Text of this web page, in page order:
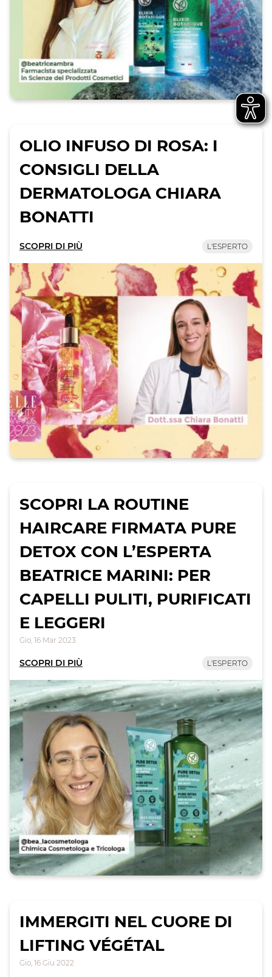
OLIO INFUSO DI ROSA: I
CONSIGLI DELLA
DERMATOLOGA CHIARA
BONATTI
SCOPRI DI PIÙ L'ESPERTO
SCOPRI LA ROUTINE
HAIRCARE FIRMATA PURE
DETOX CON L’ESPERTA
BEATRICE MARINI: PER
CAPELLI PULITI, PURIFICATI
E LEGGERI
Gio, 16 Mar 2023
SCOPRI DI PIÙ L'ESPERTO
IMMERGITI NEL CUORE DI
LIFTING VÉGÉTAL
Gio, 16 Giu 2022